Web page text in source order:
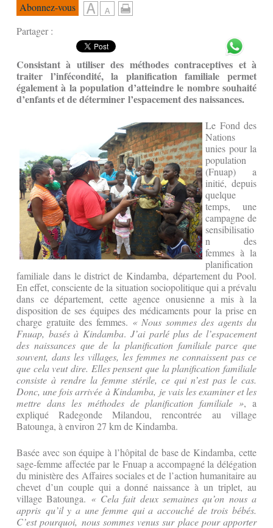
Abonnez-vous
Partager :
Consistant à utiliser des méthodes contraceptives et à
traiter l’infécondité, la planification familiale permet
également à la population d’atteindre le nombre souhaité
d’enfants et de déterminer l’espacement des naissances.
Le Fond des
Nations
unies pour la
population
(Fnuap) a
initié, depuis
quelque
temps, une
campagne de
sensibilisatio
n des
femmes à la
planification
familiale dans le district de Kindamba, département du Pool.
En effet, consciente de la situation sociopolitique qui a prévalu
dans ce département, cette agence onusienne a mis à la
disposition de ses équipes des médicaments pour la prise en
charge gratuite des femmes. « Nous sommes des agents du
Fnuap, basés à Kindamba. J’ai parlé plus de l’espacement
des naissances que de la planification familiale parce que
souvent, dans les villages, les femmes ne connaissent pas ce
que cela veut dire. Elles pensent que la planification familiale
consiste à rendre la femme stérile, ce qui n’est pas le cas.
Donc, une fois arrivée à Kindamba, je vais les examiner et les
mettre dans les méthodes de planification familiale », a
expliqué Radegonde Milandou, rencontrée au village
Batounga, à environ 27 km de Kindamba.
Basée avec son équipe à l’hôpital de base de Kindamba, cette
sage-femme affectée par le Fnuap a accompagné la délégation
du ministère des Affaires sociales et de l’action humanitaire au
chevet d’un couple qui a donné naissance à un triplet, au
village Batounga. « Cela fait deux semaines qu’on nous a
appris qu’il y a une femme qui a accouché de trois bébés.
C’est pourquoi, nous sommes venus sur place pour apporter